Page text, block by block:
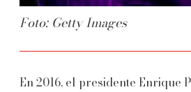
Foto: Getty Images
En 2016, el presidente Enrique